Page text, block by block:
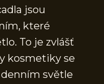
jsou
které
To je zvlášť
kosmetiky se
světle